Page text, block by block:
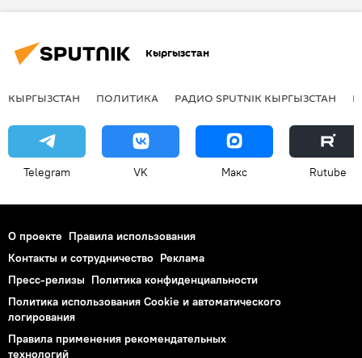
Кыргызстан
КЫРГЫЗСТАН ПОЛИТИКА РАДИО SPUTNIK КЫРГЫЗСТАН
Telegram VK Макс Rutube
О проекте Правила использования
Контакты и сотрудничество Реклама
Пресс-релизы Политика конфиденциальности
Политика использования Cookie и автоматического
логирования
Правила применения рекомендательных
технологий